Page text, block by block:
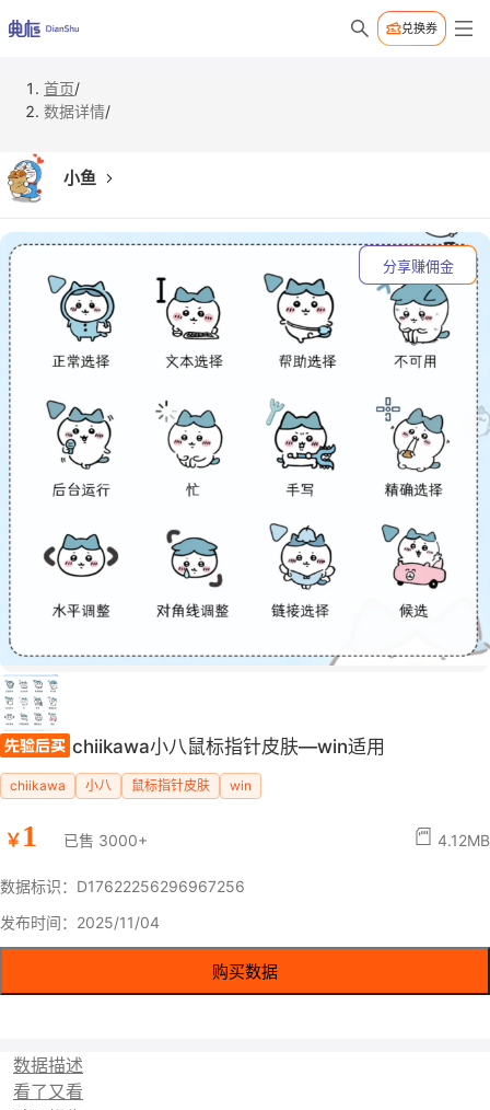
兑换券
首页/
数据详情/
小鱼
分享赚佣金
chiikawa小八鼠标指针皮肤—win适用
chiikawa 小八 鼠标指针皮肤 win
￥ 1 已售 3000+ 4.12MB
数据标识：D17622256296967256
发布时间：2025/11/04
购买数据
数据描述
看了又看